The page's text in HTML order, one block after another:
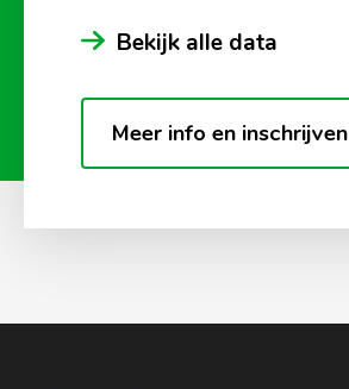
Bekijk alle data
Meer info en inschrijven